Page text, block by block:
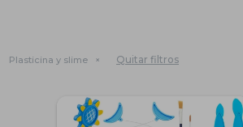
Plasticina y slime Quitar filtros